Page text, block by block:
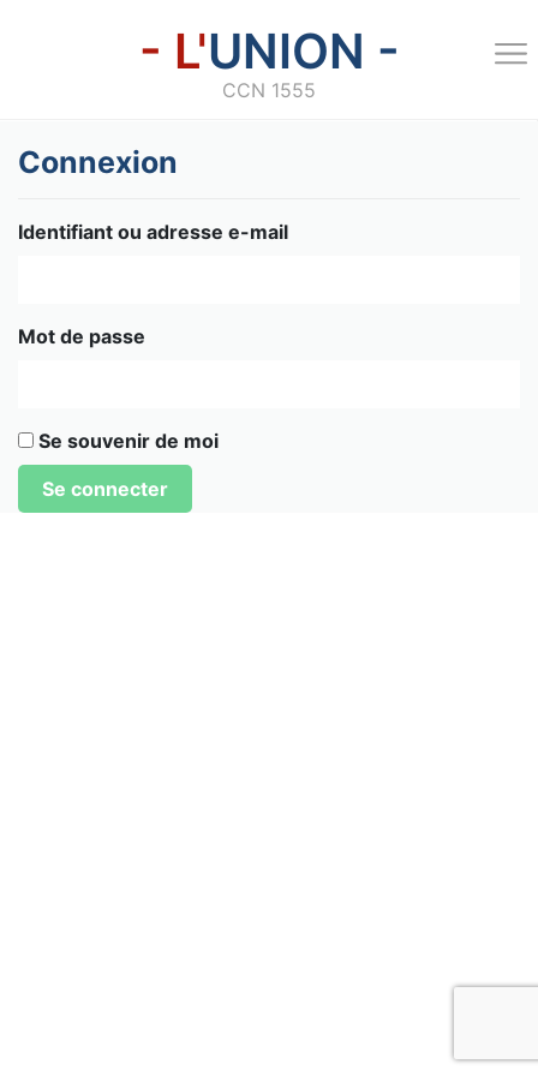
- L'UNION -
CCN 1555
Connexion
Identifiant ou adresse e-mail
Mot de passe
Se souvenir de moi